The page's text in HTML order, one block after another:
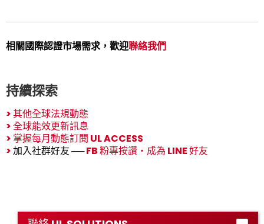
相關國際認證市場需求，歡迎聯絡我們
持續探索
>其他全球法規動態
>全球能效更新訊息
> 掌握每月動態訂閱 UL ACCESS
>加入社群好友 ──FB 粉專按讚 ‧ 成為 LINE 好友